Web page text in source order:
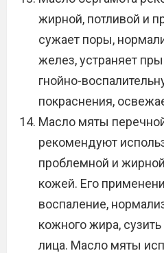
жирной, потливой и
сужает поры,
желез, устраняет
гнойно-
покраснения,
Масло мяты
рекомендуют
проблемной и
кожей. Его
воспаление,
кожного жира,
лица. Масло мяты